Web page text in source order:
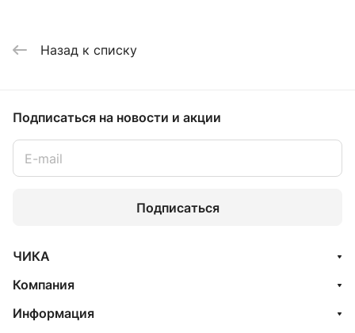
Назад к списку
Подписаться на новости и акции
Подписаться
ЧИКА
Компания
Информация